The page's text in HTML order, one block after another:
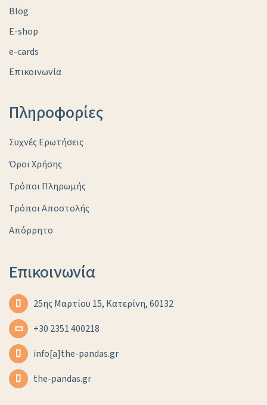
Blog
E-shop
e-cards
Επικοινωνία
Πληροφορίες
Συχνές Ερωτήσεις
Όροι Χρήσης
Τρόποι Πληρωμής
Τρόποι Αποστολής
Απόρρητο
Επικοινωνία
25ης Μαρτίου 15, Κατερίνη, 60132
+30 2351 400218
info[a]the-pandas.gr
the-pandas.gr